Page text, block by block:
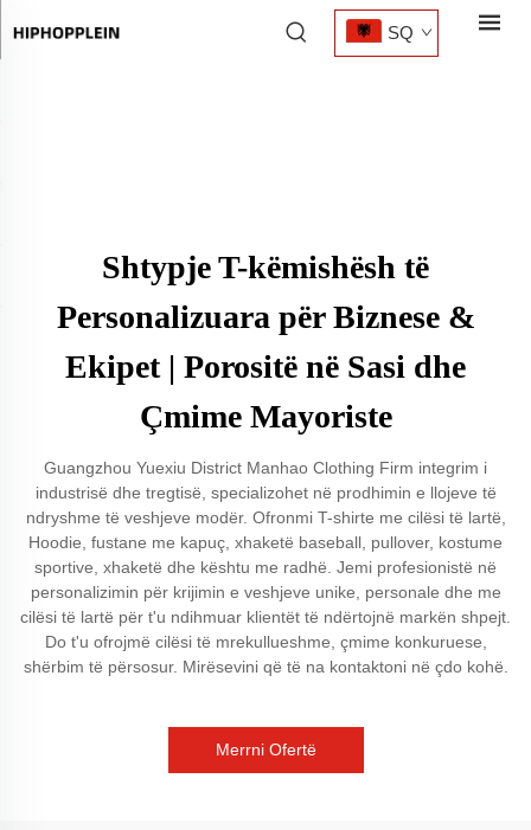
SQ
Shtypje T-këmishësh të
Personalizuara për Biznese &
Ekipet | Porositë në Sasi dhe
Çmime Mayoriste
Guangzhou Yuexiu District Manhao Clothing Firm integrim i
industrisë dhe tregtisë, specializohet në prodhimin e llojeve të
ndryshme të veshjeve modër. Ofronmi T-shirte me cilësi të lartë,
Hoodie, fustane me kapuç, xhaketë baseball, pullover, kostume
sportive, xhaketë dhe kështu me radhë. Jemi profesionistë në
personalizimin për krijimin e veshjeve unike, personale dhe me
cilësi të lartë për t'u ndihmuar klientët të ndërtojnë markën shpejt.
Do t'u ofrojmë cilësi të mrekullueshme, çmime konkuruese,
shërbim të përsosur. Mirësevini që të na kontaktoni në çdo kohë.
Merrni Ofertë